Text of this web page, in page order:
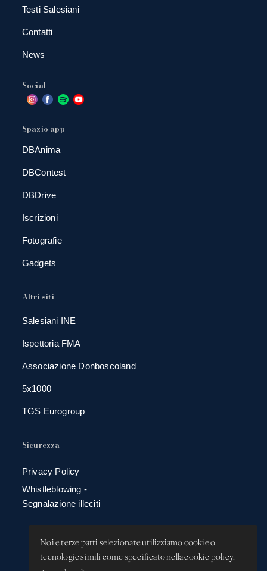
Noi e terze parti selezionate utilizziamo cookie o
tecnologie simili come specificato nella cookie policy.
Testi Salesiani
Contatti
News
Social
Spazio app
DBAnima
DBContest
DBDrive
Iscrizioni
Fotografie
Gadgets
Altri siti
Salesiani INE
Ispettoria FMA
Associazione Donboscoland
5x1000
TGS Eurogroup
Sicurezza
Privacy Policy
Whistleblowing -
Segnalazione illeciti